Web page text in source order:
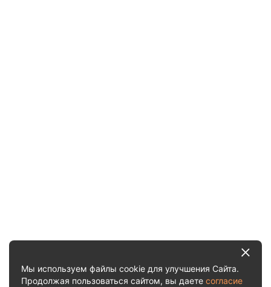
Мы используем файлы cookie для улучшения Сайта.
Продолжая пользоваться сайтом, вы даете согласие